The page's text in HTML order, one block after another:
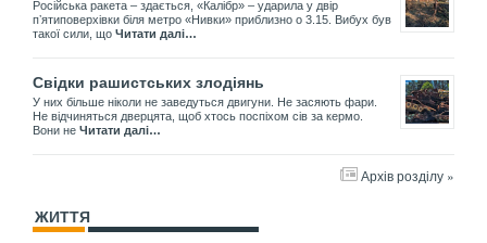
Російська ракета – здається, «Калібр» – ударила у двір
пʼятиповерхівки біля метро «Нивки» приблизно о 3.15. Вибух був
такої сили, що Читати далі…
Свідки рашистських злодіянь
У них більше ніколи не заведуться двигуни. Не засяють фари.
Не відчиняться дверцята, щоб хтось поспіхом сів за кермо.
Вони не Читати далі…
Архів розділу »
ЖИТТЯ